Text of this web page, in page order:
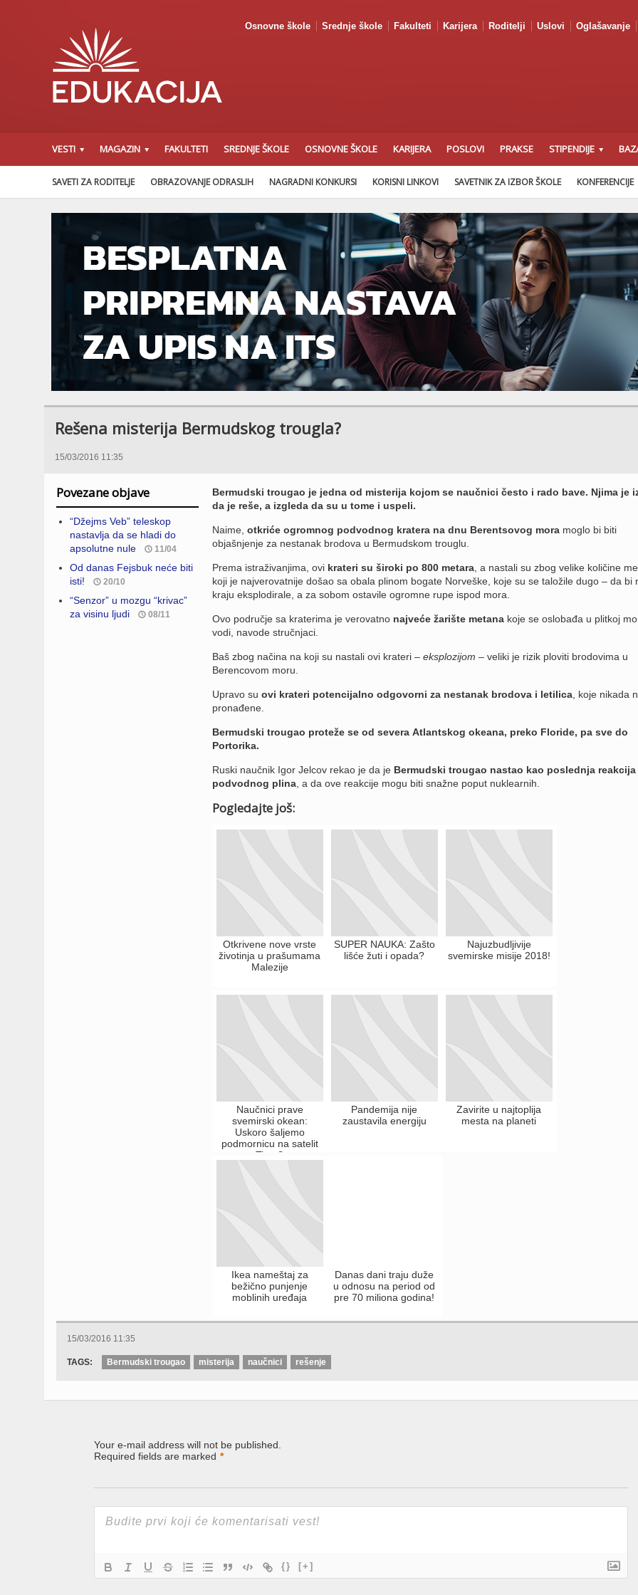
Osnovne škole Srednje škole Fakulteti Karijera Roditelji Uslovi Oglašavanje
VESTI MAGAZIN FAKULTETI SREDNJE ŠKOLE OSNOVNE ŠKOLE KARIJERA POSLOVI PRAKSE STIPENDIJE
SAVETI ZA RODITELJE OBRAZOVANJE ODRASLIH NAGRADNI KONKURSI KORISNI LINKOVI SAVETNIK ZA IZBOR ŠKOLE KONFERENCIJE
Rešena misterija Bermudskog trougla?
15/03/2016 11:35
Povezane objave
“Džejms Veb” teleskop
nastavlja da se hladi do
apsolutne nule
11/04
Od danas Fejsbuk neće biti
isti!
20/10
“Senzor” u mozgu “krivac”
za visinu ljudi
08/11
Bermudski trougao je jedna od misterija kojom se naučnici često i rado bave. Njima je
da je reše, a izgleda da su u tome i uspeli.
Naime, otkriće ogromnog podvodnog kratera na dnu Berentsovog moramoglo bi biti
objašnjenje za nestanak brodova u Bermudskom trouglu.
Prema istraživanjima, ovi krateri su široki po 800 metara, a nastali su zbog velike količine
koji je najverovatnije došao sa obala plinom bogate Norveške, koje su se taložile dugo – da bi
kraju eksplodirale, a za sobom ostavile ogromne rupe ispod mora.
Ovo područje sa kraterima je verovatno najveće žarište metanakoje se oslobađa u plitkoj
vodi, navode stručnjaci.
Baš zbog načina na koji su nastali ovi krateri – eksplozijom – veliki je rizik ploviti brodovima u
Berencovom moru.
Upravo su ovi krateri potencijalno odgovorni za nestanak brodova i letilica, koje nikada
pronađene.
Bermudski trougao proteže se od severa Atlantskog okeana, preko Floride, pa sve do
Portorika.
Ruski naučnik Igor Jelcov rekao je da je Bermudski trougao nastao kao poslednja reakcija
podvodnog plina, a da ove reakcije mogu biti snažne poput nuklearnih.
Pogledajte još:
Otkrivene nove vrste
životinja u prašumama
Malezije
SUPER NAUKA: Zašto
lišće žuti i opada?
Najuzbudljivije
svemirske misije 2018!
Naučnici prave
svemirski okean:
Uskoro šaljemo
podmornicu na satelit
Titan?
Pandemija nije
zaustavila energiju
Zavirite u najtoplija
mesta na planeti
Ikea nameštaj za
bežično punjenje
moblinih uređaja
Danas dani traju duže
u odnosu na period od
pre 70 miliona godina!
15/03/2016 11:35
TAGS: Bermudski trougao misterija naučnici rešenje
Your e-mail address will not be published.
Required fields are marked *
{} [+]